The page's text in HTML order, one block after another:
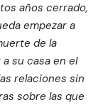
años cerrado,
empezar a
de la
su casa en el
relaciones sin
sobre las que